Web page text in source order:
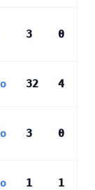
3 0
32 4
3 0
1 1